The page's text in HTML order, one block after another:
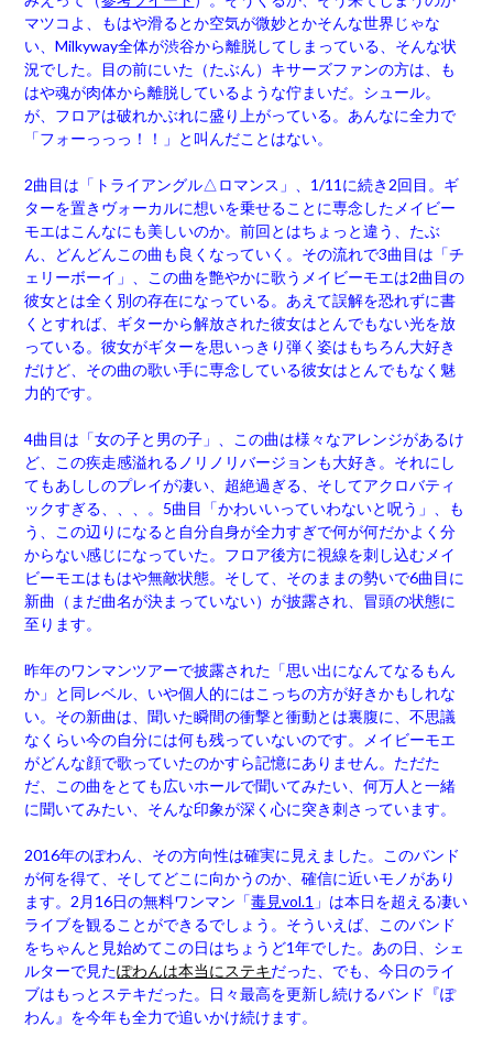
マツコよ、もはや滑るとか空気が微妙とかそんな世界じゃな
い、Milkyway全体が渋谷から離脱してしまっている、そんな状
況でした。目の前にいた（たぶん）キサーズファンの方は、も
はや魂が肉体から離脱しているような佇まいだ。シュール。
が、フロアは破れかぶれに盛り上がっている。あんなに全力で
「フォーっっっ！！」と叫んだことはない。
2曲目は「トライアングル△ロマンス」、1/11に続き2回目。ギ
ターを置きヴォーカルに想いを乗せることに専念したメイビー
モエはこんなにも美しいのか。前回とはちょっと違う、たぶ
ん、どんどんこの曲も良くなっていく。その流れで3曲目は「チ
ェリーボーイ」、この曲を艶やかに歌うメイビーモエは2曲目の
彼女とは全く別の存在になっている。あえて誤解を恐れずに書
くとすれば、ギターから解放された彼女はとんでもない光を放
っている。彼女がギターを思いっきり弾く姿はもちろん大好き
だけど、その曲の歌い手に専念している彼女はとんでもなく魅
力的です。
4曲目は「女の子と男の子」、この曲は様々なアレンジがあるけ
ど、この疾走感溢れるノリノリバージョンも大好き。それにし
てもあししのプレイが凄い、超絶過ぎる、そしてアクロバティ
ックすぎる、、、。5曲目「かわいいっていわないと呪う」、も
う、この辺りになると自分自身が全力すぎで何が何だかよく分
からない感じになっていた。フロア後方に視線を刺し込むメイ
ビーモエはもはや無敵状態。そして、そのままの勢いで6曲目に
新曲（まだ曲名が決まっていない）が披露され、冒頭の状態に
至ります。
昨年のワンマンツアーで披露された「思い出になんてなるもん
か」と同レベル、いや個人的にはこっちの方が好きかもしれな
い。その新曲は、聞いた瞬間の衝撃と衝動とは裏腹に、不思議
なくらい今の自分には何も残っていないのです。メイビーモエ
がどんな顔で歌っていたのかすら記憶にありません。ただた
だ、この曲をとても広いホールで聞いてみたい、何万人と一緒
に聞いてみたい、そんな印象が深く心に突き刺さっています。
2016年のぽわん、その方向性は確実に見えました。このバンド
が何を得て、そしてどこに向かうのか、確信に近いモノがあり
ます。2月16日の無料ワンマン「毒見vol.1 」は本日を超える凄い
ライブを観ることができるでしょう。そういえば、このバンド
をちゃんと見始めてこの日はちょうど1年でした。あの日、シェ
ルターで見たぽわんは本当にステキだった、でも、今日のライ
ブはもっとステキだった。日々最高を更新し続けるバンド『ぽ
わん』を今年も全力で追いかけ続けます。